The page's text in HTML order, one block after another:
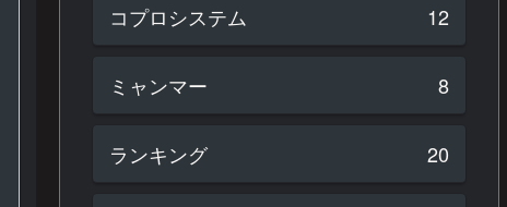
コプロシステム 12
ミャンマー 8
ランキング 20